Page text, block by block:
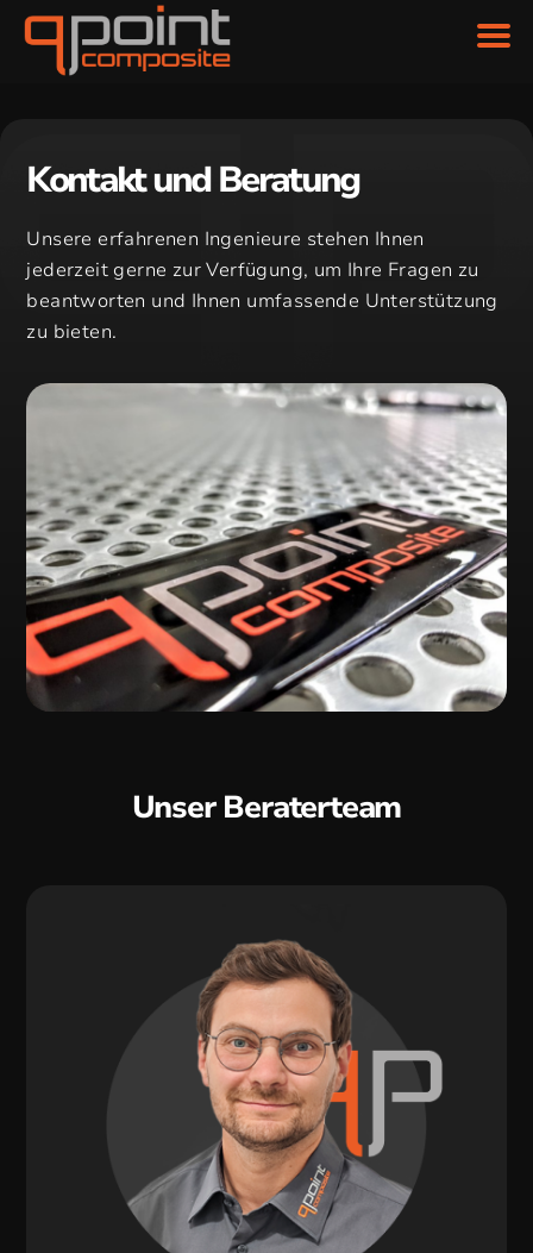
Kontakt und Beratung
Unsere erfahrenen Ingenieure stehen Ihnen
jederzeit gerne zur Verfügung, um Ihre Fragen zu
beantworten und Ihnen umfassende Unterstützung
zu bieten.
Unser Beraterteam